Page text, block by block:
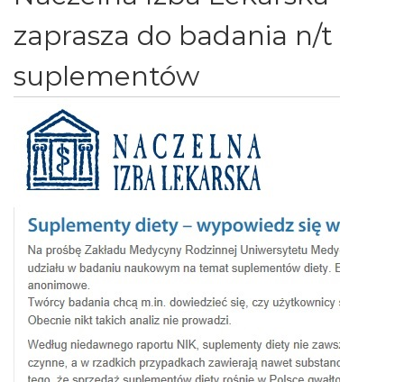
zaprasza do badania n/t
suplementów